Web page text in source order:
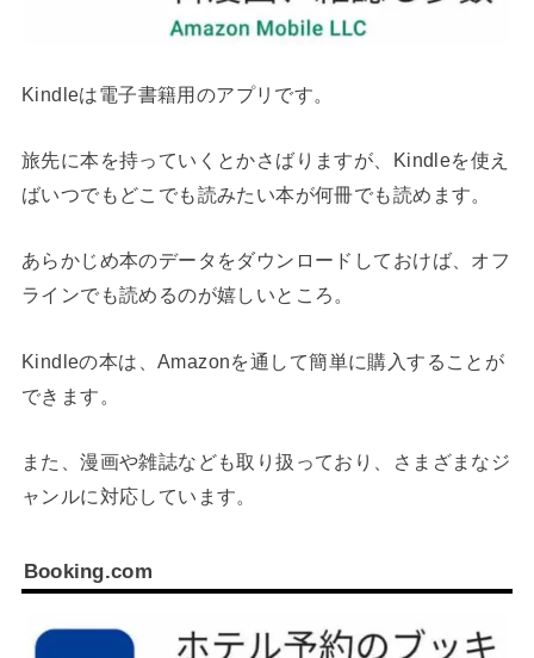
Kindleは電子書籍用のアプリです。
旅先に本を持っていくとかさばりますが、Kindleを使え
ばいつでもどこでも読みたい本が何冊でも読めます。
あらかじめ本のデータをダウンロードしておけば、オフ
ラインでも読めるのが嬉しいところ。
Kindleの本は、Amazonを通して簡単に購入することが
できます。
また、漫画や雑誌なども取り扱っており、さまざまなジ
ャンルに対応しています。
Booking.com